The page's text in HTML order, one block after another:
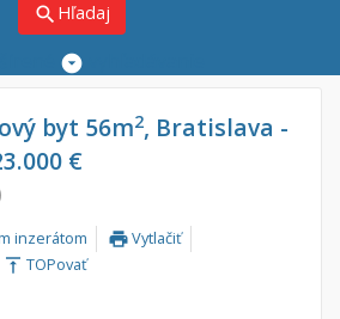
search Hľadaj
byt 56m2, Bratislava -
€
inzerátom printVytlačiť
vertical_align_top TOPovať